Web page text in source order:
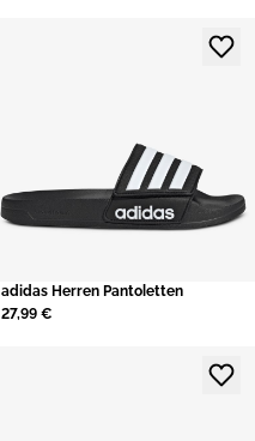
adidas Herren Pantoletten
27,99 €